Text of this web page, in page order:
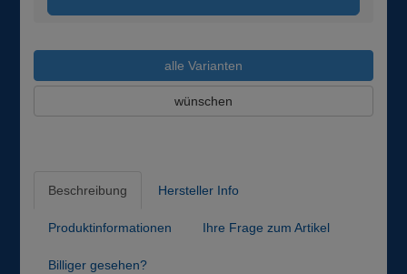
alle Varianten
wünschen
Beschreibung Hersteller Info
Produktinformationen Ihre Frage zum Artikel
Billiger gesehen?